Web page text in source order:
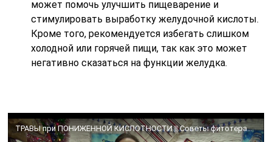
может помочь улучшить пищеварение и
стимулировать выработку желудочной кислоты.
Кроме того, рекомендуется избегать слишком
холодной или горячей пищи, так как это может
негативно сказаться на функции желудка.
ТРАВЫ при ПОНИЖЕННОЙ КИСЛОТНОСТИ || Советы фитотерапевта